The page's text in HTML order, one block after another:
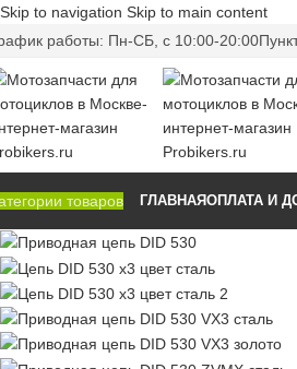
Skip to navigation Skip to main content
работы: Пн-CБ, с 10:00-20:00
товаров ГЛАВНАЯОПЛАТА И